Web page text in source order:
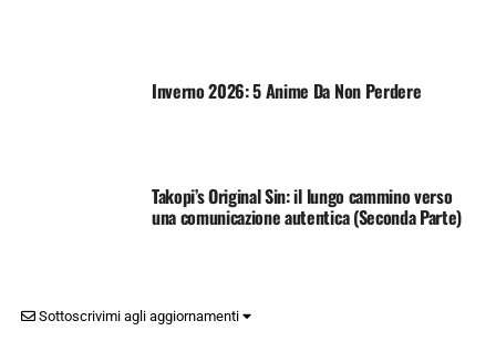
Inverno 2026: 5 Anime Da Non Perdere
Takopi’s Original Sin: il lungo cammino verso
una comunicazione autentica (Seconda Parte)
Sottoscrivimi agli aggiornamenti